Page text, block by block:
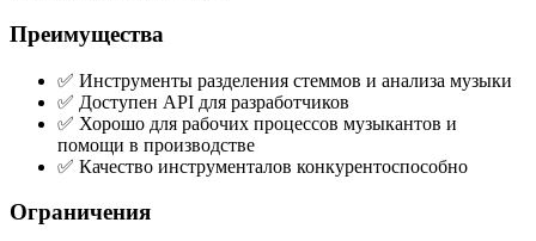
Преимущества
✅ Инструменты разделения стеммов и анализа музыки
✅ Доступен API для разработчиков
✅ Хорошо для рабочих процессов музыкантов и
помощи в производстве
✅ Качество инструменталов конкурентоспособно
Ограничения